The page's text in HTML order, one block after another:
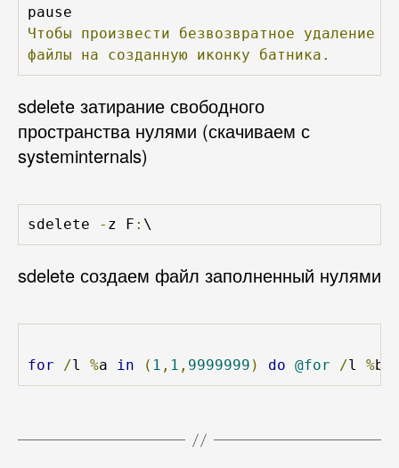
Чтобы
произвести безвозвратное удаление
файлы
на созданную иконку батника.
sdelete затирание свободного
пространства нулями (скачиваем с
systeminternals)
sdelete - z F : \
sdelete создаем файл заполненный нулями
for /l %a in ( 1 , 1 , 9999999 ) do @for /l %b